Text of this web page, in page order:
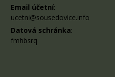
Email účetní:
ucetni@sousedovice.info
Datová schránka:
fmhbsrq